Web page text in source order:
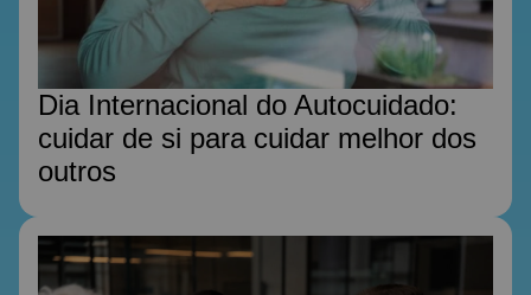
Dia Internacional do Autocuidado:
cuidar de si para cuidar melhor dos
outros